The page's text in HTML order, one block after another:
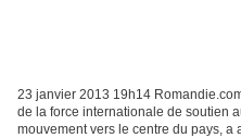
23 janvier 2013 19h14
de la force internationale de soutien
mouvement vers le centre du pays, a